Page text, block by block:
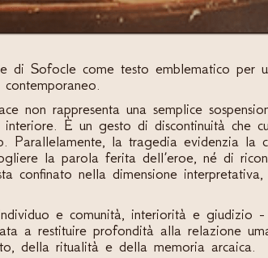
di Sofocle come testo emblematico per
non rappresenta una semplice
È un gesto di discontinuità che
Parallelamente, la tragedia evidenzia la
la parola ferita dell’eroe, né di
confinato nella dimensione
e comunità, interiorità e giudizio
a restituire profondità alla relazione
della ritualità e della memoria arcaica.